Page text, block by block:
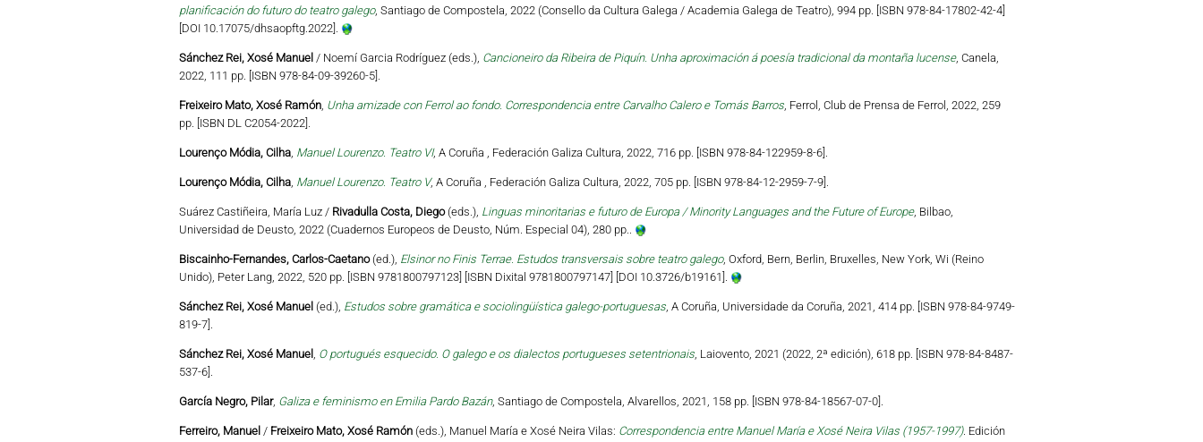
planificación do futuro do teatro galego, Santiago de Compostela, 2022 (Consello da Cultura Galega / Academia Galega de Teatro), 994 pp. [ISBN 978-84-17802-42-4]
[DOI 10.17075/dhsaopftg.2022].
Sánchez Rei, Xosé Manuel / Noemí Garcia Rodríguez (eds.), Cancioneiro da Ribeira de Piquín. Unha aproximación á poesía tradicional da montaña lucense, Canela,
2022, 111 pp. [ISBN 978-84-09-39260-5].
Freixeiro Mato, Xosé Ramón, Unha amizade con Ferrol ao fondo. Correspondencia entre Carvalho Calero e Tomás Barros, Ferrol, Club de Prensa de Ferrol, 2022, 259
pp. [ISBN DL C2054-2022].
Lourenço Módia, Cilha, Manuel Lourenzo. Teatro VI, A Coruña , Federación Galiza Cultura, 2022, 716 pp. [ISBN 978-84-122959-8-6].
Lourenço Módia, Cilha, Manuel Lourenzo. Teatro V, A Coruña , Federación Galiza Cultura, 2022, 705 pp. [ISBN 978-84-12-2959-7-9].
Suárez Castiñeira, María Luz / Rivadulla Costa, Diego(eds.), Linguas minoritarias e futuro de Europa / Minority Languages and the Future of Europe, Bilbao,
Universidad de Deusto, 2022 (Cuadernos Europeos de Deusto, Núm. Especial 04), 280 pp..
Biscainho-Fernandes, Carlos-Caetano(ed.), Elsinor no Finis Terrae. Estudos transversais sobre teatro galego, Oxford, Bern, Berlin, Bruxelles, New York, Wi (Reino
Unido), Peter Lang, 2022, 520 pp. [ISBN 9781800797123] [ISBN Dixital 9781800797147] [DOI 10.3726/b19161].
Sánchez Rei, Xosé Manuel (ed.), Estudos sobre gramática e sociolingüística galego-portuguesas, A Coruña, Universidade da Coruña, 2021, 414 pp. [ISBN 978-84-9749-
819-7].
Sánchez Rei, Xosé Manuel , O portugués esquecido. O galego e os dialectos portugueses setentrionais, Laiovento, 2021 (2022, 2ª edición), 618 pp. [ISBN 978-84-8487-
537-6].
García Negro, Pilar, Galiza e feminismo en Emilia Pardo Bazán, Santiago de Compostela, Alvarellos, 2021, 158 pp. [ISBN 978-84-18567-07-0].
Ferreiro, Manuel / Freixeiro Mato, Xosé Ramón(eds.), Manuel María e Xosé Neira Vilas: Correspondencia entre Manuel María e Xosé Neira Vilas (1957-1997). Edición